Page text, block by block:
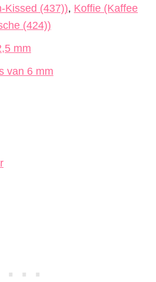
Kissed (437)), Koffie (Kaffee
(424))
mm
van 6 mm